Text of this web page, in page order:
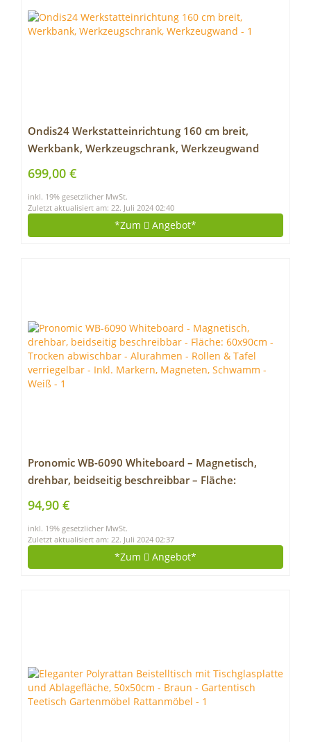
Ondis24 Werkstatteinrichtung 160 cm breit,
Werkbank, Werkzeugschrank, Werkzeugwand
699,00 €
inkl. 19% gesetzlicher MwSt.
Zuletzt aktualisiert am: 22. Juli 2024 02:40
*Zum Angebot*
Pronomic WB-6090 Whiteboard – Magnetisch,
drehbar, beidseitig beschreibbar – Fläche:
60x90cm – Trocken abwischbar – Alurahmen –
Rollen & Tafel verriegelbar – Inkl. Markern,
Magneten, Schwamm – Weiß
94,90 €
inkl. 19% gesetzlicher MwSt.
Zuletzt aktualisiert am: 22. Juli 2024 02:37
*Zum Angebot*